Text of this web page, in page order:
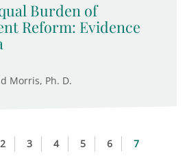
Burden of
Reform: Evidence
Morris, Ph. D.
2 3 4 5 6 7